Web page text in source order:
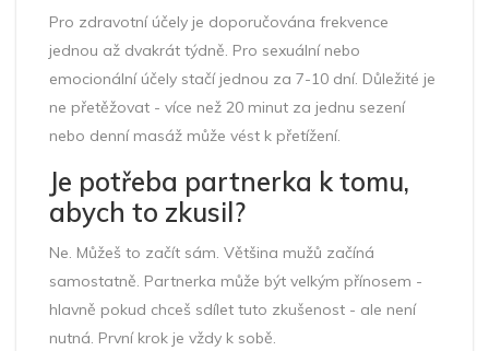
Pro zdravotní účely je doporučována frekvence
jednou až dvakrát týdně. Pro sexuální nebo
emocionální účely stačí jednou za 7-10 dní. Důležité je
ne přetěžovat - více než 20 minut za jednu sezení
nebo denní masáž může vést k přetížení.
Je potřeba partnerka k tomu,
abych to zkusil?
Ne. Můžeš to začít sám. Většina mužů začíná
samostatně. Partnerka může být velkým přínosem -
hlavně pokud chceš sdílet tuto zkušenost - ale není
nutná. První krok je vždy k sobě.